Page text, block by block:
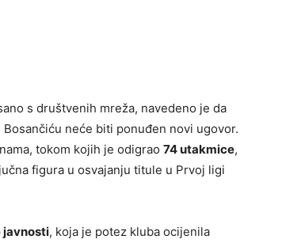
s društvenih mreža, navedeno je da
neće biti ponuđen novi ugovor.
tokom kojih je odigrao 74 utakmice,
figura u osvajanju titule u Prvoj ligi
javnosti, koja je potez kluba ocijenila